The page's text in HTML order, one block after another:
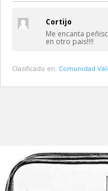
Cortijo
Me encanta
en otro pais!!!!
Clasificado en: Comunidad